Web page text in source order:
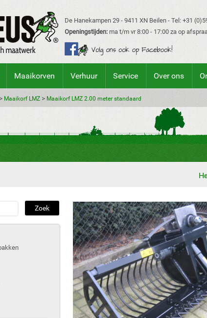
De Hanekampen 29 - 9411 XN Beilen - Tel: +31
Openingstijden: ma t/m vr 8:00 - 17:00 za op
Maaikorven Verhuur Service Over ons
> Maaikorf LMZ > Maaikorf LMZ 2.00 meter standaard